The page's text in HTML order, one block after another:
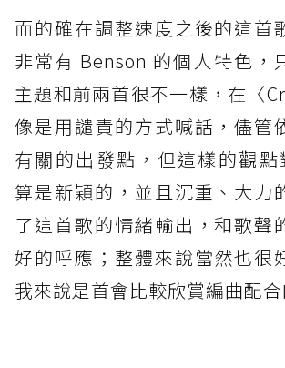
而的確在調整速度之後的這首
非常有 Benson 的個人特色，
主題和前兩首很不一樣，在〈
像是用譴責的方式喊話，儘管
有關的出發點，但這樣的觀點
算是新穎的，並且沉重、大力
了這首歌的情緒輸出，和歌聲
好的呼應；整體來說當然也很
我來說是首會比較欣賞編曲配合